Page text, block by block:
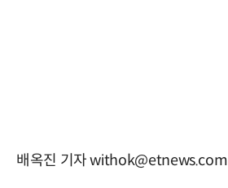
배옥진 기자 withok@etnews.com